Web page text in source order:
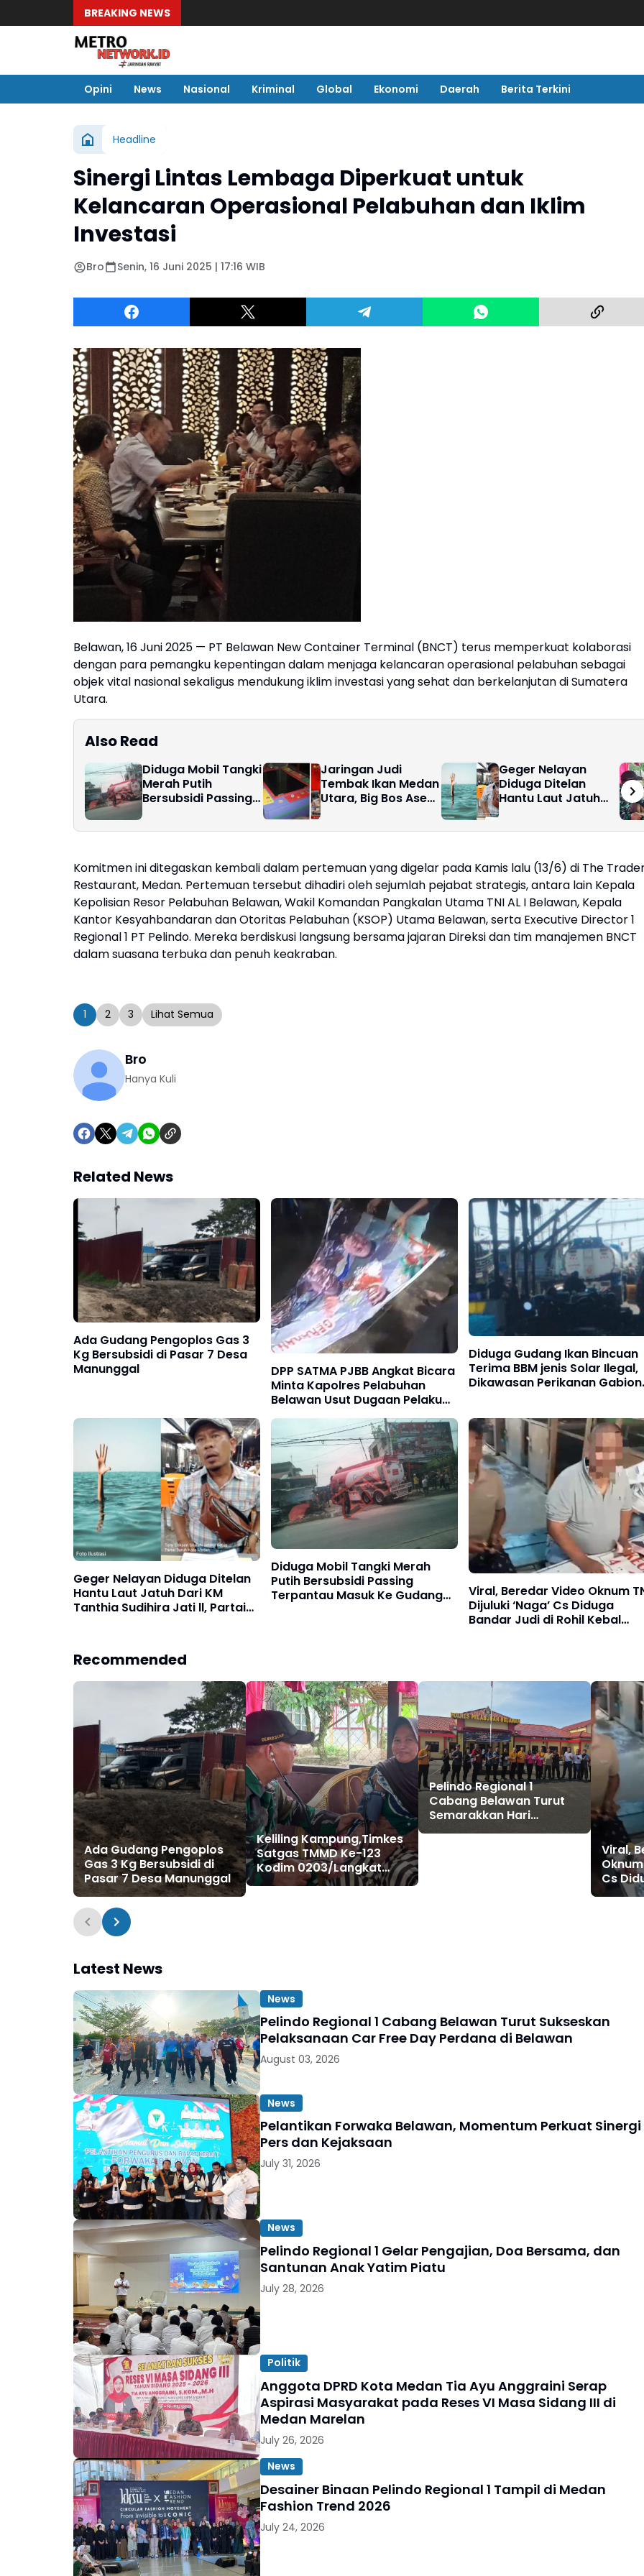
BREAKING NEWS
Opini News Nasional Kriminal Global Ekonomi Daerah Berita Terkini
Headline
Sinergi Lintas Lembaga Diperkuat untuk
Kelancaran Operasional Pelabuhan dan Iklim
Investasi
Bro Senin, 16 Juni 2025 | 17:16 WIB
Belawan, 16 Juni 2025 — PT Belawan New Container Terminal (BNCT) terus memperkuat kolaborasi
dengan para pemangku kepentingan dalam menjaga kelancaran operasional pelabuhan sebagai
objek vital nasional sekaligus mendukung iklim investasi yang sehat dan berkelanjutan di Sumatera
Utara.
Also Read
Diduga Mobil Tangki
Merah Putih
Bersubsidi Passing
Ke Gudang
Jaringan Judi
Tembak Ikan Medan
Utara, Big Bos Asen
Hukum Berkat
Geger Nelayan
Diduga Ditelan
Hantu Laut Jatuh
Sudihira Jati ll,
Bicara
Komitmen ini ditegaskan kembali dalam pertemuan yang digelar pada Kamis lalu (13/6) di The
Restaurant, Medan. Pertemuan tersebut dihadiri oleh sejumlah pejabat strategis, antara lain Kepala
Kepolisian Resor Pelabuhan Belawan, Wakil Komandan Pangkalan Utama TNI AL I Belawan, Kepala
Kantor Kesyahbandaran dan Otoritas Pelabuhan (KSOP) Utama Belawan, serta Executive Director 1
Regional 1 PT Pelindo. Mereka berdiskusi langsung bersama jajaran Direksi dan tim manajemen BNCT
dalam suasana terbuka dan penuh keakraban.
1 2 3 Lihat Semua
Bro
Hanya Kuli
Related News
Ada Gudang Pengoplos Gas 3
Kg Bersubsidi di Pasar 7 Desa
Manunggal
DPP SATMA PJBB Angkat Bicara
Minta Kapolres Pelabuhan
Belawan Usut Dugaan Pelaku
Intorelan
Diduga Gudang Ikan Bincuan
Terima BBM jenis Solar Ilegal,
Dikawasan Perikanan Gabion
Geger Nelayan Diduga Ditelan
Hantu Laut Jatuh Dari KM
Tanthia Sudihira Jati ll, Partai
Diduga Mobil Tangki Merah
Putih Bersubsidi Passing
Terpantau Masuk Ke Gudang
Viral, Beredar Video Oknum
Dijuluki ‘Naga’ Cs Diduga
Bandar Judi di Rohil Kebal
Recommended
Ada Gudang Pengoplos
Gas 3 Kg Bersubsidi di
Pasar 7 Desa Manunggal
Keliling Kampung,Timkes
Satgas TMMD Ke-123
Kodim 0203/Langkat
Wujudkan Hidup Sehat
Pelindo Regional 1
Cabang Belawan Turut
Semarakkan Hari
Bhayangkara ke-80
Viral,
Oknum
Cs
Rohil
Latest News
News
Pelindo Regional 1 Cabang Belawan Turut Sukseskan
Pelaksanaan Car Free Day Perdana di Belawan
August 03, 2026
News
Pelantikan Forwaka Belawan, Momentum Perkuat Sinergi
Pers dan Kejaksaan
July 31, 2026
News
Pelindo Regional 1 Gelar Pengajian, Doa Bersama, dan
Santunan Anak Yatim Piatu
July 28, 2026
Politik
Anggota DPRD Kota Medan Tia Ayu Anggraini Serap
Aspirasi Masyarakat pada Reses VI Masa Sidang III di
Medan Marelan
July 26, 2026
News
Desainer Binaan Pelindo Regional 1 Tampil di Medan
Fashion Trend 2026
July 24, 2026